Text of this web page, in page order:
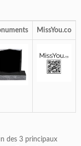
MissYou.co
des 3 principaux